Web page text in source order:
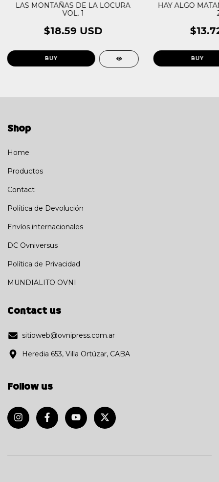
LAS MONTAÑAS DE LA LOCURA
VOL. 1
$18.59 USD
HAY ALGO
Shop
Home
Productos
Contact
Política de Devolución
Envíos internacionales
DC Ovniversus
Política de Privacidad
MUNDIALITO OVNI
Contact us
sitioweb@ovnipress.com.ar
Heredia 653, Villa Ortúzar, CABA
Follow us